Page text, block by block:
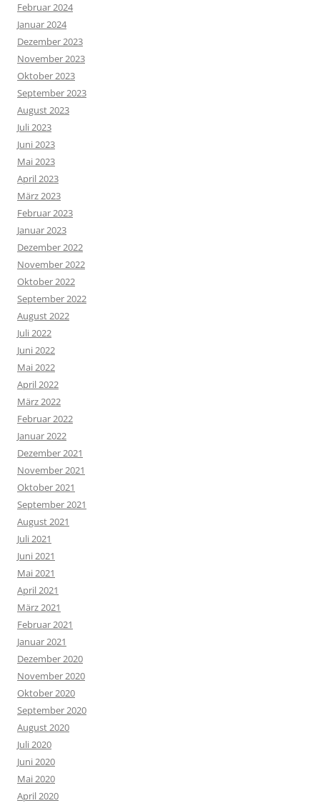
Februar 2024
Januar 2024
Dezember 2023
November 2023
Oktober 2023
September 2023
August 2023
Juli 2023
Juni 2023
Mai 2023
April 2023
März 2023
Februar 2023
Januar 2023
Dezember 2022
November 2022
Oktober 2022
September 2022
August 2022
Juli 2022
Juni 2022
Mai 2022
April 2022
März 2022
Februar 2022
Januar 2022
Dezember 2021
November 2021
Oktober 2021
September 2021
August 2021
Juli 2021
Juni 2021
Mai 2021
April 2021
März 2021
Februar 2021
Januar 2021
Dezember 2020
November 2020
Oktober 2020
September 2020
August 2020
Juli 2020
Juni 2020
Mai 2020
April 2020